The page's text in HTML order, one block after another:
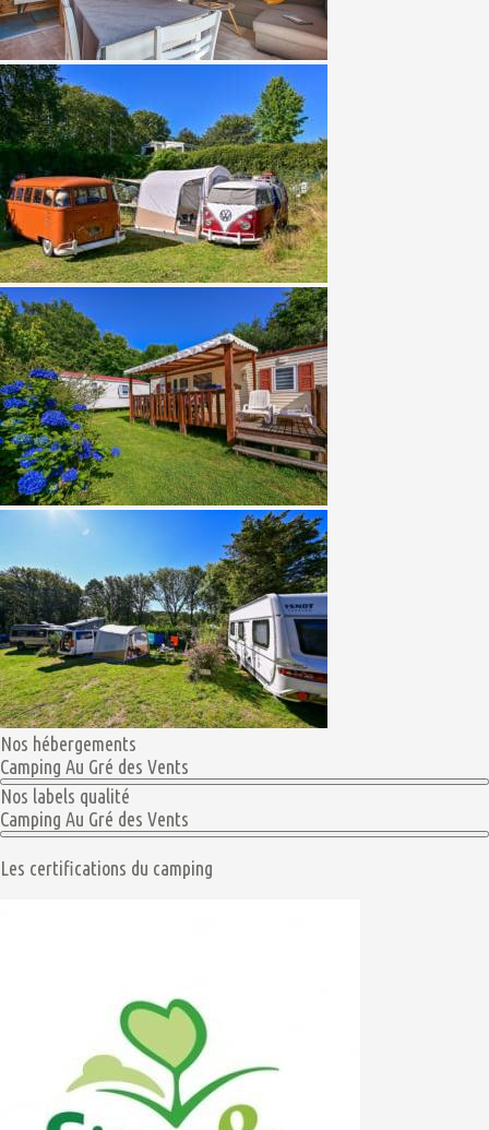
Nos hébergements
Camping Au Gré des Vents
Nos labels qualité
Camping Au Gré des Vents
Les certifications du camping